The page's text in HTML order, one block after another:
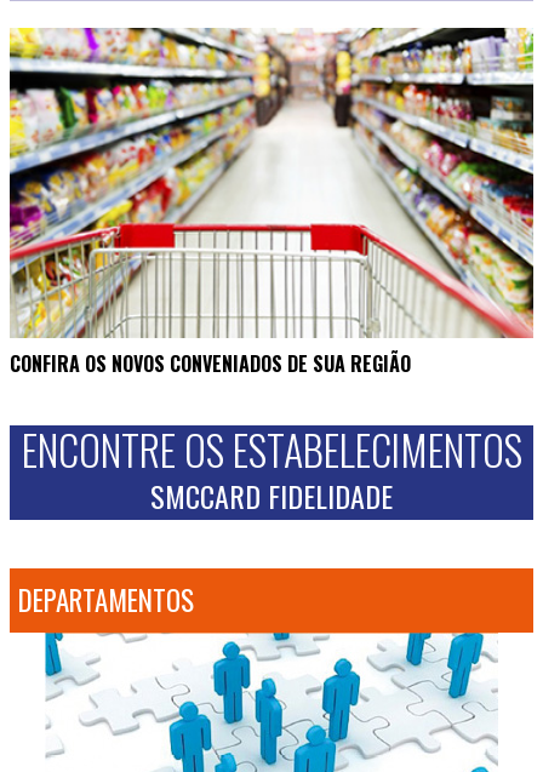
CONFIRA OS NOVOS CONVENIADOS DE SUA REGIÃO
ENCONTRE OS ESTABELECIMENTOS
SMCCARD FIDELIDADE
DEPARTAMENTOS